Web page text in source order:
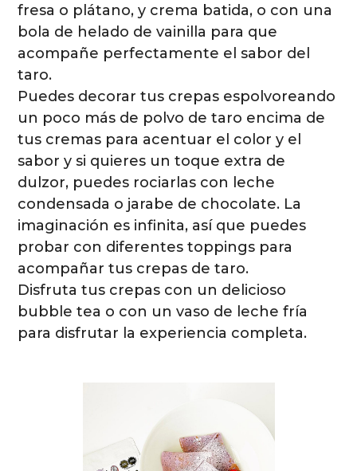
fresa o plátano, y crema batida, o con una
bola de helado de vainilla para que
acompañe perfectamente el sabor del
taro.
Puedes decorar tus crepas espolvoreando
un poco más de polvo de taro encima de
tus cremas para acentuar el color y el
sabor y si quieres un toque extra de
dulzor, puedes rociarlas con leche
condensada o jarabe de chocolate. La
imaginación es infinita, así que puedes
probar con diferentes toppings para
acompañar tus crepas de taro.
Disfruta tus crepas con un delicioso
bubble tea o con un vaso de leche fría
para disfrutar la experiencia completa.